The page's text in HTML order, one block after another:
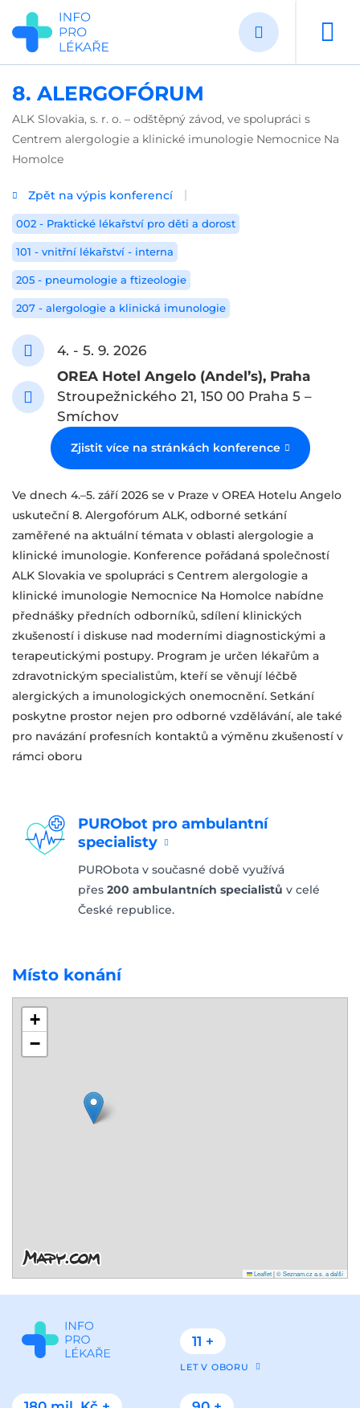
Přejít
hlavnímu
obsahu
8. ALERGOFÓRUM
ALK Slovakia, s. r. o. – odštěpný závod, ve spolupráci s
Centrem alergologie a klinické imunologie Nemocnice Na
Homolce
Zpět na výpis konferencí
002 - Praktické lékařství pro děti a dorost
101 - vnitřní lékařství - interna
205 - pneumologie a ftizeologie
207 - alergologie a klinická imunologie
4. - 5. 9. 2026
OREA Hotel Angelo (Andel’s), Praha
Stroupežnického 21, 150 00 Praha 5 –
Smíchov
Zjistit více na stránkách konference
Ve dnech 4.–5. září 2026 se v Praze v OREA Hotelu Angelo
uskuteční 8. Alergofórum ALK, odborné setkání
zaměřené na aktuální témata v oblasti alergologie a
klinické imunologie. Konference pořádaná společností
ALK Slovakia ve spolupráci s Centrem alergologie a
klinické imunologie Nemocnice Na Homolce nabídne
přednášky předních odborníků, sdílení klinických
zkušeností i diskuse nad moderními diagnostickými a
terapeutickými postupy. Program je určen lékařům a
zdravotnickým specialistům, kteří se věnují léčbě
alergických a imunologických onemocnění. Setkání
poskytne prostor nejen pro odborné vzdělávání, ale také
pro navázání profesních kontaktů a výměnu zkušeností v
rámci oboru
PURObot pro ambulantní
specialisty
PURObota v současné době využívá
přes 200 ambulantních specialistů v celé
České republice.
Místo konání
+
−
Leaflet|© Seznam.cz a.s. a další
11 +
LET V OBORU